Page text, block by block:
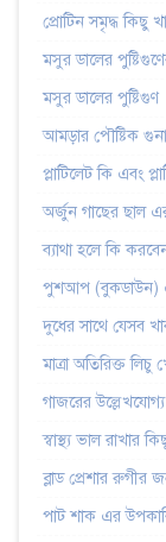
প্রোটিন সমৃদ্ধ কিছু
মসুর ডালের
মসুর ডালের পুষ্টিগুণ
আমড়ার পৌষ্টিক
প্লাটিলেট কি এবং
অর্জুন গাছের ছাল
ব্যাথা হলে কি
পুশআপ (বুকডাউন)
দুধের সাথে যেসব
মাত্রা অতিরিক্ত
গাজরের
স্বাস্থ্য ভাল রাখার
ব্লাড প্রেশার রুগীর
পাট শাক এর